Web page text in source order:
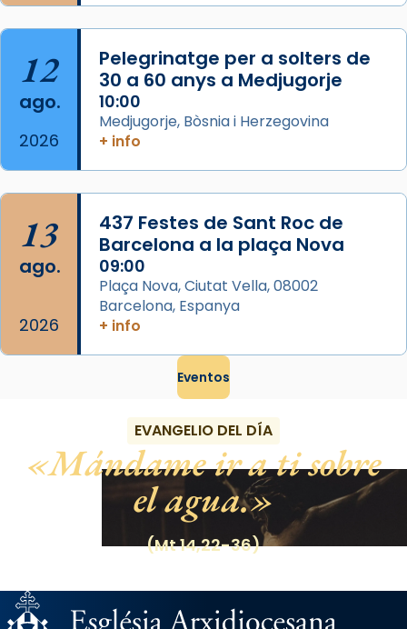
Mataró en reivindicarà les relíq
Foto
View on Facebook ·
12
ago.
2026
Pelegrinatge per a solters de
30 a 60 anys a Medjugorje
10:00
Medjugorje, Bòsnia i Herzegovina
+ info
13
ago.
2026
437 Festes de Sant Roc de
Barcelona a la plaça Nova
09:00
Plaça Nova, Ciutat Vella, 08002
Barcelona, Espanya
+ info
Eventos
EVANGELIO DEL DÍA
Mándame ir a ti sobre
el agua.
(Mt 14,22-36)